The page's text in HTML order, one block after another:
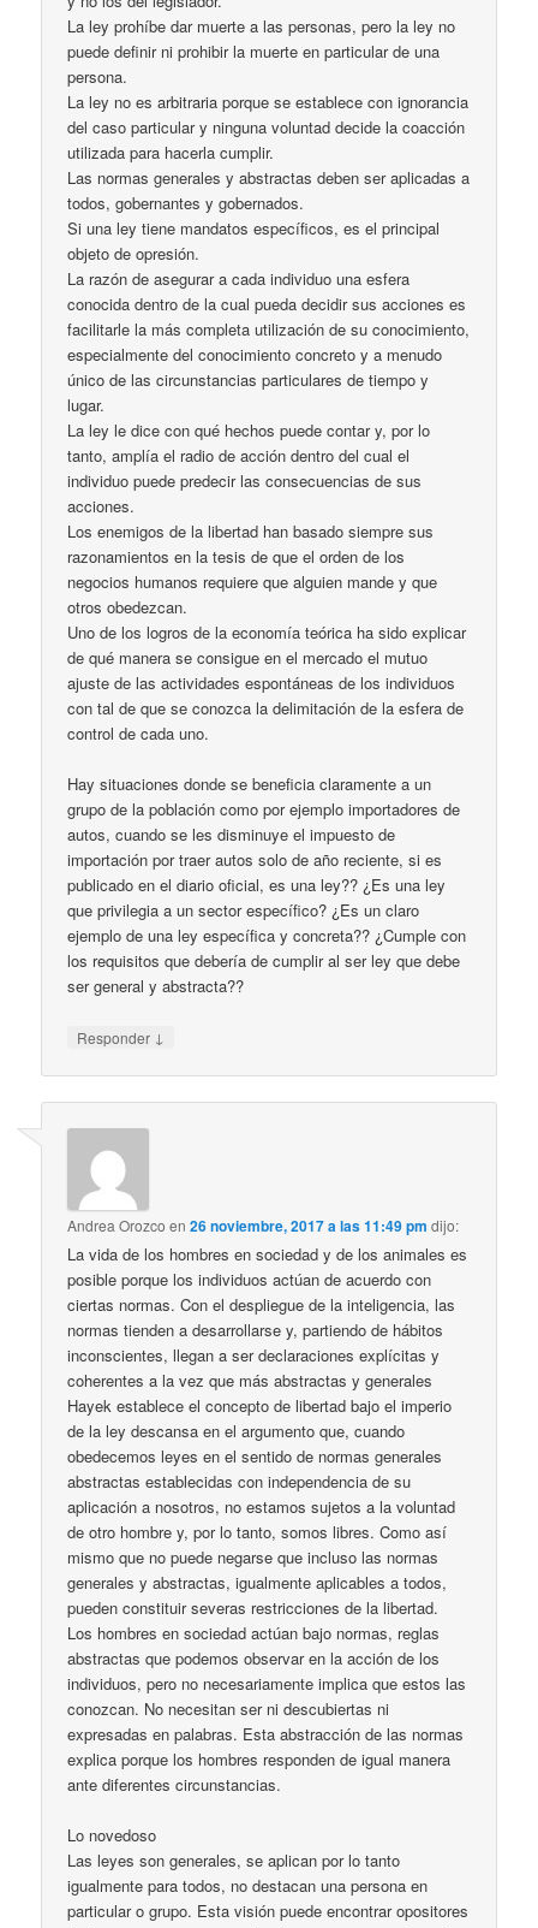
La ley prohíbe dar muerte a las personas, pero la ley no
puede definir ni prohibir la muerte en particular de una
persona.
La ley no es arbitraria porque se establece con ignorancia
del caso particular y ninguna voluntad decide la coacción
utilizada para hacerla cumplir.
Las normas generales y abstractas deben ser aplicadas a
todos, gobernantes y gobernados.
Si una ley tiene mandatos específicos, es el principal
objeto de opresión.
La razón de asegurar a cada individuo una esfera
conocida dentro de la cual pueda decidir sus acciones es
facilitarle la más completa utilización de su conocimiento,
especialmente del conocimiento concreto y a menudo
único de las circunstancias particulares de tiempo y
lugar.
La ley le dice con qué hechos puede contar y, por lo
tanto, amplía el radio de acción dentro del cual el
individuo puede predecir las consecuencias de sus
acciones.
Los enemigos de la libertad han basado siempre sus
razonamientos en la tesis de que el orden de los
negocios humanos requiere que alguien mande y que
otros obedezcan.
Uno de los logros de la economía teórica ha sido explicar
de qué manera se consigue en el mercado el mutuo
ajuste de las actividades espontáneas de los individuos
con tal de que se conozca la delimitación de la esfera de
control de cada uno.
Hay situaciones donde se beneficia claramente a un
grupo de la población como por ejemplo importadores de
autos, cuando se les disminuye el impuesto de
importación por traer autos solo de año reciente, si es
publicado en el diario oficial, es una ley?? ¿Es una ley
que privilegia a un sector específico? ¿Es un claro
ejemplo de una ley específica y concreta?? ¿Cumple con
los requisitos que debería de cumplir al ser ley que debe
ser general y abstracta??
Responder ↓
Andrea Orozco en26 noviembre, 2017 a las 11:49 pm dijo:
La vida de los hombres en sociedad y de los animales es
posible porque los individuos actúan de acuerdo con
ciertas normas. Con el despliegue de la inteligencia, las
normas tienden a desarrollarse y, partiendo de hábitos
inconscientes, llegan a ser declaraciones explícitas y
coherentes a la vez que más abstractas y generales
Hayek establece el concepto de libertad bajo el imperio
de la ley descansa en el argumento que, cuando
obedecemos leyes en el sentido de normas generales
abstractas establecidas con independencia de su
aplicación a nosotros, no estamos sujetos a la voluntad
de otro hombre y, por lo tanto, somos libres. Como así
mismo que no puede negarse que incluso las normas
generales y abstractas, igualmente aplicables a todos,
pueden constituir severas restricciones de la libertad.
Los hombres en sociedad actúan bajo normas, reglas
abstractas que podemos observar en la acción de los
individuos, pero no necesariamente implica que estos las
conozcan. No necesitan ser ni descubiertas ni
expresadas en palabras. Esta abstracción de las normas
explica porque los hombres responden de igual manera
ante diferentes circunstancias.
Lo novedoso
Las leyes son generales, se aplican por lo tanto
igualmente para todos, no destacan una persona en
particular o grupo. Esta visión puede encontrar opositores